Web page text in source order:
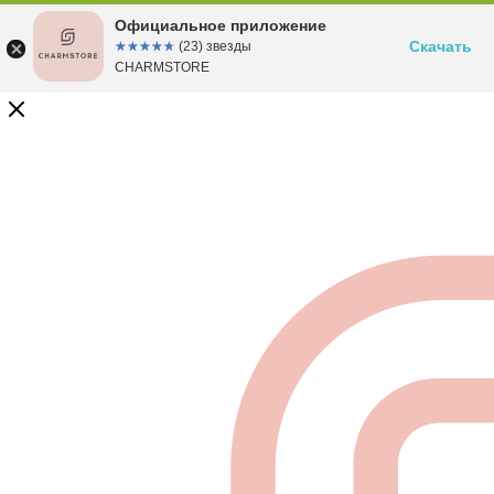
Официальное приложение
☆☆☆☆☆
★★★★★ (23) звезды
CHARMSTORE
Скачать